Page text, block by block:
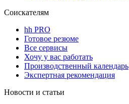
Соискателям
hh PRO
Готовое резюме
Все сервисы
Хочу у вас работать
Производственный календарь
Экспертная рекомендация
Новости и статьи